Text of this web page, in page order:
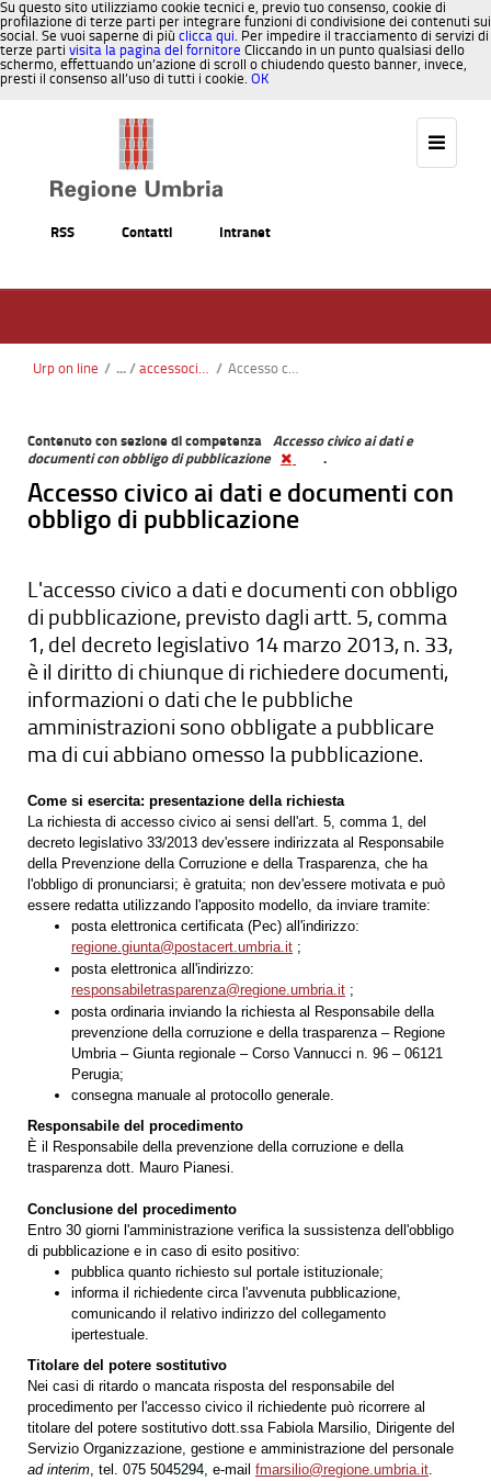
Su questo sito utilizziamo cookie tecnici e, previo tuo consenso, cookie di
profilazione di terze parti per integrare funzioni di condivisione dei contenuti sui
social. Se vuoi saperne di più clicca qui. Per impedire il tracciamento di servizi di
terze parti visita la pagina del fornitore Cliccando in un punto qualsiasi dello
schermo, effettuando un’azione di scroll o chiudendo questo banner, invece,
presti il consenso all’uso di tutti i cookie. OK
RSS Contatti Intranet
Urp on line / accessocivico / Accesso civico ai dati e documenti con obbligo di pubblicazione
Contenuto con sezione di competenza
Accesso civico ai dati e
documenti con obbligo di pubblicazione
.
Accesso civico ai dati e documenti con
obbligo di pubblicazione
L'accesso civico a dati e documenti con obbligo
di pubblicazione, previsto dagli artt. 5, comma
1, del decreto legislativo 14 marzo 2013, n. 33,
è il diritto di chiunque di richiedere documenti,
informazioni o dati che le pubbliche
amministrazioni sono obbligate a pubblicare
ma di cui abbiano omesso la pubblicazione.
Come si esercita: presentazione della richiesta
La richiesta di accesso civico ai sensi dell'art. 5, comma 1, del
decreto legislativo 33/2013 dev'essere indirizzata al Responsabile
della Prevenzione della Corruzione e della Trasparenza, che ha
l'obbligo di pronunciarsi; è gratuita; non dev'essere motivata e può
essere redatta utilizzando l'apposito modello, da inviare tramite:
posta elettronica certificata (Pec) all'indirizzo:
regione.giunta@postacert.umbria.it ;
posta elettronica all'indirizzo:
responsabiletrasparenza@regione.umbria.it ;
posta ordinaria inviando la richiesta al Responsabile della
prevenzione della corruzione e della trasparenza – Regione
Umbria – Giunta regionale – Corso Vannucci n. 96 – 06121
Perugia;
consegna manuale al protocollo generale.
Responsabile del procedimento
È il Responsabile della prevenzione della corruzione e della
trasparenza dott. Mauro Pianesi.
Conclusione del procedimento
Entro 30 giorni l'amministrazione verifica la sussistenza dell'obbligo
di pubblicazione e in caso di esito positivo:
pubblica quanto richiesto sul portale istituzionale;
informa il richiedente circa l'avvenuta pubblicazione,
comunicando il relativo indirizzo del collegamento
ipertestuale.
Titolare del potere sostitutivo
Nei casi di ritardo o mancata risposta del responsabile del
procedimento per l'accesso civico il richiedente può ricorrere al
titolare del potere sostitutivo dott.ssa Fabiola Marsilio, Dirigente del
Servizio Organizzazione, gestione e amministrazione del personale
ad interim , tel. 075 5045294 , e-mail fmarsilio@regione.umbria.it